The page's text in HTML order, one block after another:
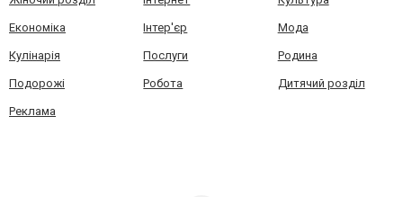
Економіка Інтер'єр Мода
Кулінарія Послуги Родина
Подорожі Робота Дитячий розділ
Реклама